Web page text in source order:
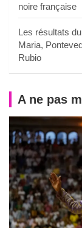
noire française
Les résultats
Maria,
Rubio
A ne pas